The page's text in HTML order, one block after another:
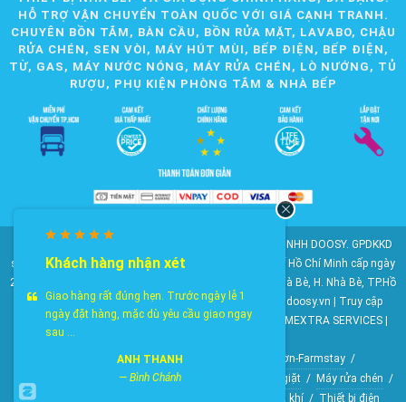
HỖ TRỢ VẬN CHUYỂN TOÀN QUỐC VỚI GIÁ CẠNH TRANH.
CHUYÊN BỒN TẮM, BÀN CẦU, BỒN RỬA MẶT, LAVABO, CHẬU
RỬA CHÉN, SEN VÒI, MÁY HÚT MÙI, BẾP ĐIỆN, BẾP ĐIỆN,
TỪ, GAS, MÁY NƯỚC NÓNG, MÁY RỬA CHÉN, LÒ NƯỚNG, TỦ
RƯỢU, PHỤ KIỆN PHÒNG TẮM & NHÀ BẾP
© 2010-2025 Bản quyền nội dung thuộc về CÔNG TY TNHH DOOSY. GPDKKD
số: 0311.807.893 do Sở Kế hoạch và Đầu tư Thành phố Hồ Chí Minh cấp ngày
28/05/2012. Địa chỉ: 2023 Huỳnh Tấn Phát, KP6, TT. Nhà Bè, H. Nhà Bè, TP.Hồ
Chí Minh. Điện thoại: 028 22 147 801. Email: doosy@doosy.vn | Truy cập
website cùng công ty:Trang Dịch Vụ Khách Hàng
- HOMEXTRA SERVICES |
HomeXtra Basics / Gói Combo Mộc-Nhà vườn-Farmstay /
Bồn tiểu nam Vòi hồ-Vòi máy giặt / Máy rửa chén /
Máy nước nóng
Quạt điều hòa không khí / Thiết bị điện
Khách hàng nhận xét
Giao hàng rất đúng hẹn. Trước ngày lễ 1
ngày đặt hàng, mặc dù yêu cầu giao ngay
sau ...
ANH THANH
— Bình Chánh